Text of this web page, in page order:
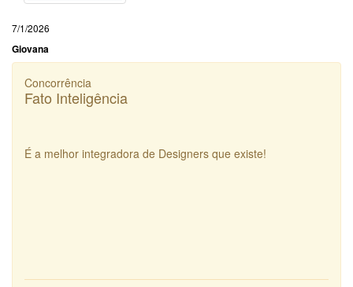
7/1/2026
Giovana
Concorrência
Fato Inteligência
É a melhor integradora de Designers que existe!